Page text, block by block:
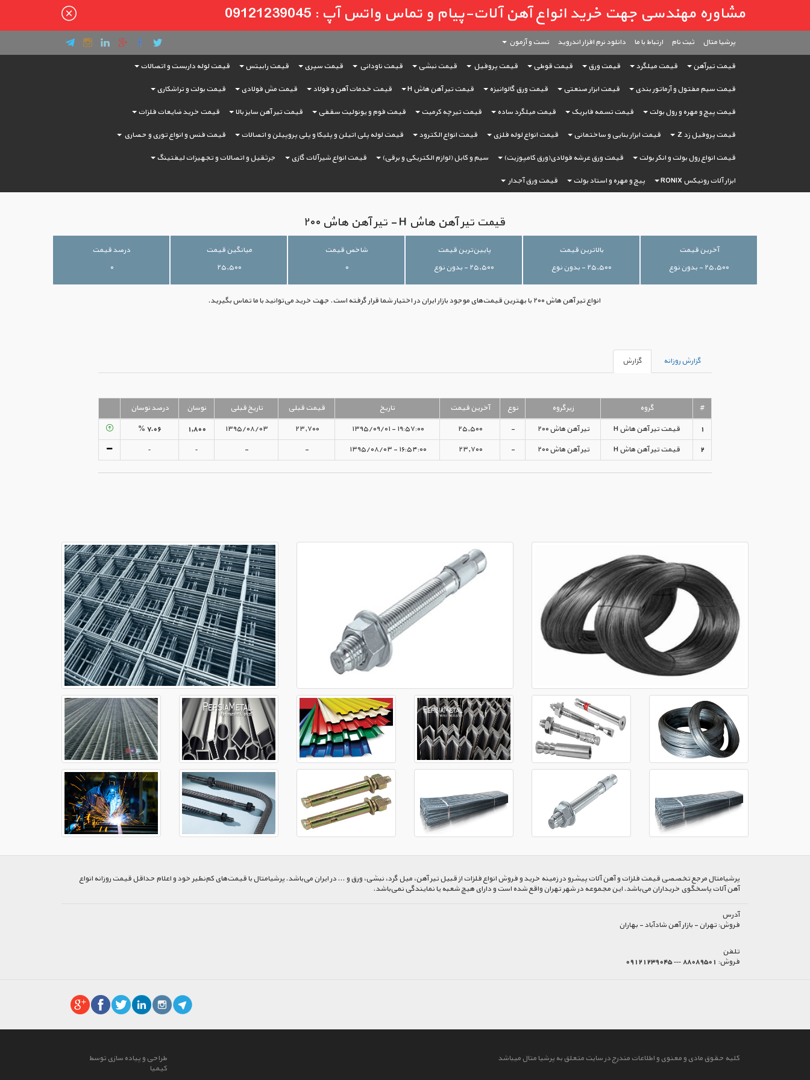
مشاوره مهندسی جهت خرید انواع آهن آلات-پیام و تماس واتس آپ : 09121239045
پرشیا متال ثبت ‌نام ارتباط با ما دانلود نرم افزار اندروید تست و آزمون
قیمت تیرآهن قیمت میلگرد قیمت ورق قیمت قوطی قیمت پروفیل قیمت نبشی قیمت ناودانی قیمت سپری قیمت رابیتس قیمت لوله داربست و اتصالات
قیمت سیم مفتول و آرماتور بندی قیمت ابزار صنعتی قیمت ورق گالوانیزه قیمت تیر آهن هاش H قیمت خدمات آهن و فولاد قیمت مش فولادی قیمت بولت و تراشکاری
قیمت پیچ و مهره و رول بولت قیمت تسمه فابریک قیمت میلگرد ساده قیمت تیرچه کرمیت قیمت فوم و یونولیت سقفی قیمت تیر آهن سایز بالا قیمت خرید ضایعات فلزات
قیمت پروفیل زد Z قیمت ابزار بنایی و ساختمانی قیمت انواع لوله فلزی قیمت انواع الکترود قیمت لوله پلی اتیلن و پلیکا و پلی پروپیلن و اتصالات قیمت فنس و انواع توری و حصاری
قیمت انواع رول بولت و انکر بولت قیمت ورق عرشه فولادی(ورق کامپوزیت) سیم و کابل (لوازم الکتریکی و برقی) قیمت انواع شیرآلات گازی جرثقیل و اتصالات و تجهیزات لیفتینگ
ابزار آلات رونیکس RONIX پیچ و مهره و استاد بولت قیمت ورق آجدار
قیمت تیر آهن هاش H - تیر آهن هاش ۲۰۰
آخرین قیمت
۲۵,۵۰۰ - بدون نوع
بالاترین قیمت
۲۵,۵۰۰ - بدون نوع
پایین‌ترین قیمت
۲۵,۵۰۰ - بدون نوع
شاخص قیمت
۰
میانگین قیمت
۲۵,۵۰۰
درصد قیمت
۰
انواع تیر آهن هاش ۲۰۰ با بهترین قیمت‌های موجود بازار ایران در اختیار شما قرار گرفته است. جهت خرید می‌توانید با ما تماس بگیرید.
گزارش روزانه گزارش
# گروه زیرگروه نوع آخرین قیمت تاریخ قیمت قبلی تاریخ قبلی نوسان
درصد نوسان
1
قیمت تیر آهن هاش H تیر آهن هاش ۲۰۰ - ۲۵,۵۰۰ ۱۹:۵۷:۰۰ - ۱۳۹۵/۰۹/۰۱ ۲۳,۷۰۰ ۱۳۹۵/۰۸/۰۳ ۱,۸۰۰
۷.۰۶ %
2
قیمت تیر آهن هاش H تیر آهن هاش ۲۰۰ - ۲۳,۷۰۰ ۱۶:۵۴:۰۰ - ۱۳۹۵/۰۸/۰۳ -
-
-
-
پرشیا‌متال مرجع تخصصی قیمت فلزات و آهن آلات پیشرو در زمینه خرید و فروش انواع فلزات از قبیل تیر آهن، میل گرد، نبشی، ورق و ... در ایران می‌باشد. پرشیامتال با قیمت‌های کم‌نظیر خود و اعلام حداقل قیمت روزانه انواع
آهن آلات پاسخگوی خریداران می‌باشد. این مجموعه در شهر تهران واقع شده است و دارای هیچ شعبه یا نمایندگی نمی‌باشد.
آدرس
فروش:تهران - بازار آهن شادآباد - بهاران
تلفن
فروش: 88089501 --- 09121239045
کلیه حقوق مادی و معنوی و اطلاعات مندرج در سایت متعلق به پرشیا متال میباشد
طراحی و پیاده سازی توسط
کیمیا